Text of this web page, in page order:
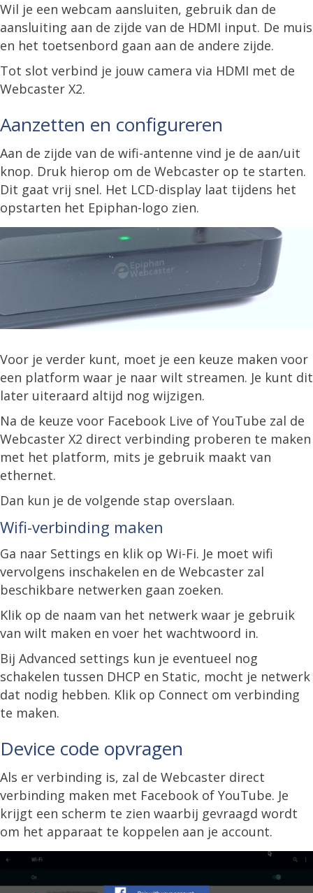
Wil je een webcam aansluiten, gebruik dan de
aansluiting aan de zijde van de HDMI input. De muis
en het toetsenbord gaan aan de andere zijde.
Tot slot verbind je jouw camera via HDMI met de
Webcaster X2.
Aanzetten en configureren
Aan de zijde van de wifi-antenne vind je de aan/uit
knop. Druk hierop om de Webcaster op te starten.
Dit gaat vrij snel. Het LCD-display laat tijdens het
opstarten het Epiphan-logo zien.
Voor je verder kunt, moet je een keuze maken voor
een platform waar je naar wilt streamen. Je kunt dit
later uiteraard altijd nog wijzigen.
Na de keuze voor Facebook Live of YouTube zal de
Webcaster X2 direct verbinding proberen te maken
met het platform, mits je gebruik maakt van
ethernet.
Dan kun je de volgende stap overslaan.
Wifi-verbinding maken
Ga naar Settings en klik op Wi-Fi. Je moet wifi
vervolgens inschakelen en de Webcaster zal
beschikbare netwerken gaan zoeken.
Klik op de naam van het netwerk waar je gebruik
van wilt maken en voer het wachtwoord in.
Bij Advanced settings kun je eventueel nog
schakelen tussen DHCP en Static, mocht je netwerk
dat nodig hebben. Klik op Connect om verbinding
te maken.
Device code opvragen
Als er verbinding is, zal de Webcaster direct
verbinding maken met Facebook of YouTube. Je
krijgt een scherm te zien waarbij gevraagd wordt
om het apparaat te koppelen aan je account.